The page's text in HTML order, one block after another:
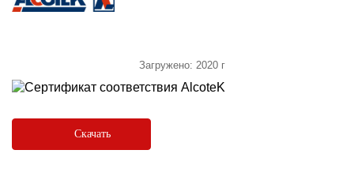
Загружено: 2020 г
Скачать